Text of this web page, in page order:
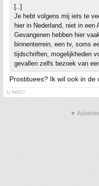
[..]
Je hebt volgens mij iets te
hier in Nederland, niet in een
Gevangenen hebben hier
binnenterrein, een tv, soms
tijdschriften, mogelijkheden
gevallen zelfs bezoek van
Prostituees? Ik wil ook in de
U MAD?
▼